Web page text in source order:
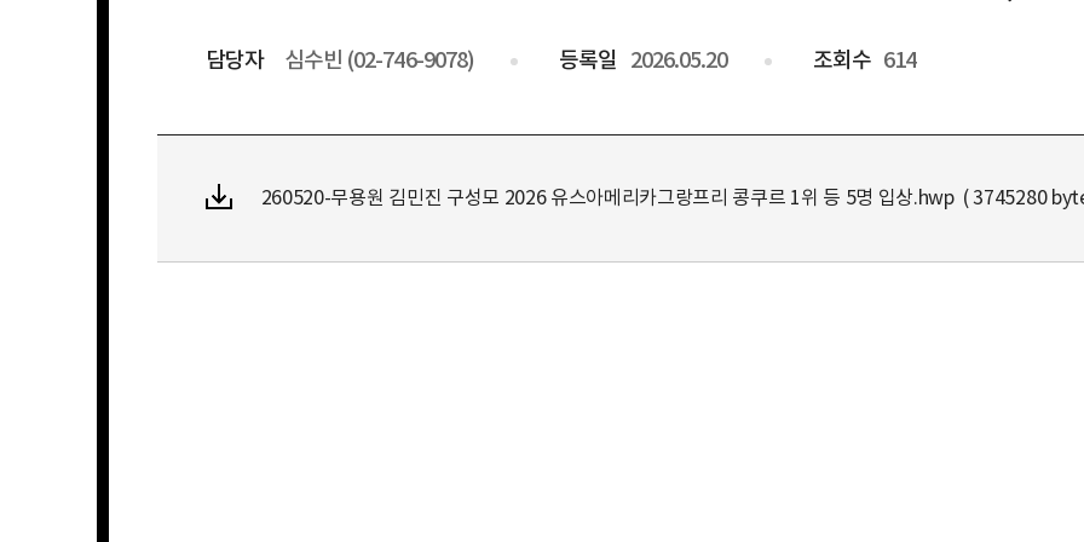
담당자 심수빈 (02-746-9078) 등록일 2026.05.20 조회수 614
260520-무용원 김민진 구성모 2026 유스아메리카그랑프리 콩쿠르 1위 등 5명 입상.hwp ( 3745280